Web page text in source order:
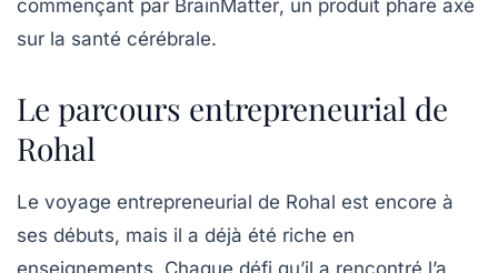
commençant par BrainMatter, un produit phare axé
sur la santé cérébrale.
Le parcours entrepreneurial de
Rohal
Le voyage entrepreneurial de Rohal est encore à
ses débuts, mais il a déjà été riche en
enseignements. Chaque défi qu’il a rencontré l’a